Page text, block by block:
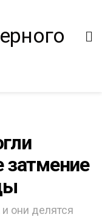
затмение
они делятся